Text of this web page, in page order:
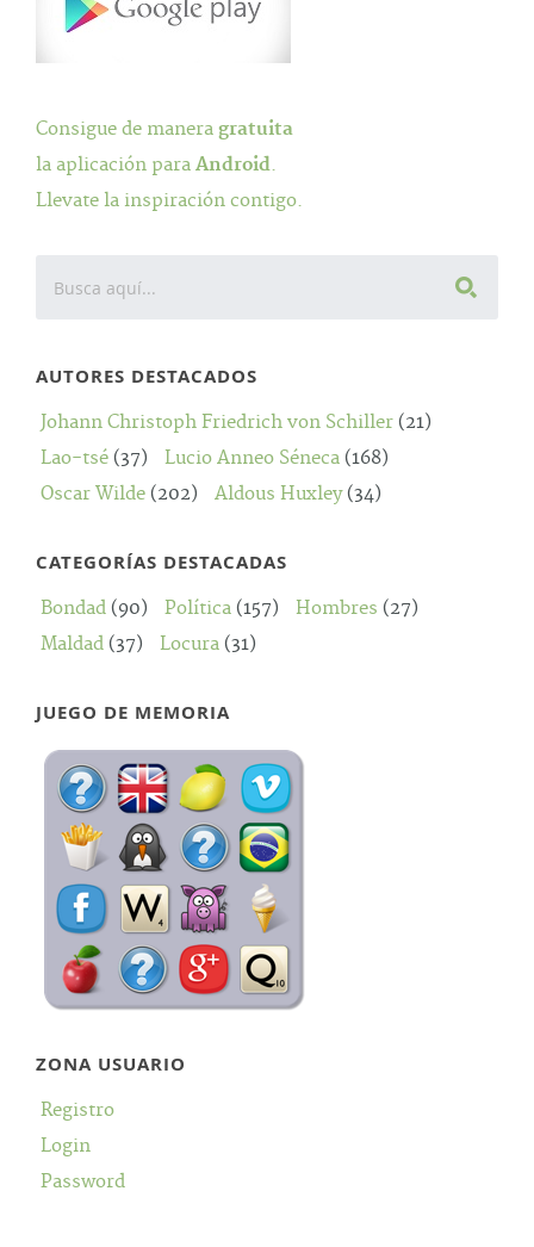
Consigue de manera gratuita
la aplicación para Android.
Llevate la inspiración contigo.
AUTORES DESTACADOS
Johann Christoph Friedrich von Schiller (21)
Lao-tsé (37) Lucio Anneo Séneca (168)
Oscar Wilde (202) Aldous Huxley(34)
CATEGORÍAS DESTACADAS
Bondad (90) Política (157) Hombres (27)
Maldad (37) Locura (31)
JUEGO DE MEMORIA
ZONA USUARIO
Registro
Login
Password